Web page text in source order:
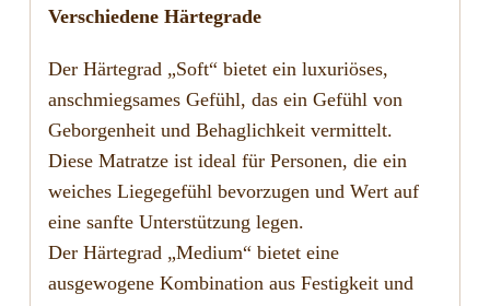
Verschiedene Härtegrade
Der Härtegrad „Soft“ bietet ein luxuriöses,
anschmiegsames Gefühl, das ein Gefühl von
Geborgenheit und Behaglichkeit vermittelt.
Diese Matratze ist ideal für Personen, die ein
weiches Liegegefühl bevorzugen und Wert auf
eine sanfte Unterstützung legen.
Der Härtegrad „Medium“ bietet eine
ausgewogene Kombination aus Festigkeit und